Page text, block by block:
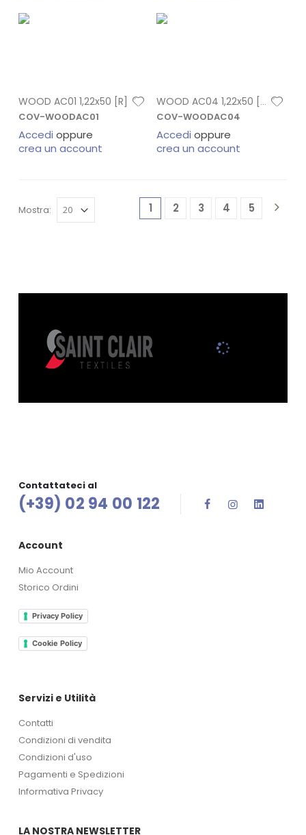
WOOD AC01 1,22x50 [R]
COV-WOODAC01
Accedi oppure
crea un account
WOOD AC04 1,22x50 [R]
COV-WOODAC04
Accedi oppure
crea un account
1 2 3 4 5
Mostra:
Contattateci al
(+39) 02 94 00 122
Account
Mio Account
Storico Ordini
Privacy Policy
Cookie Policy
Servizi e Utilità
Contatti
Condizioni di vendita
Condizioni d'uso
Pagamenti e Spedizioni
Informativa Privacy
LA NOSTRA NEWSLETTER